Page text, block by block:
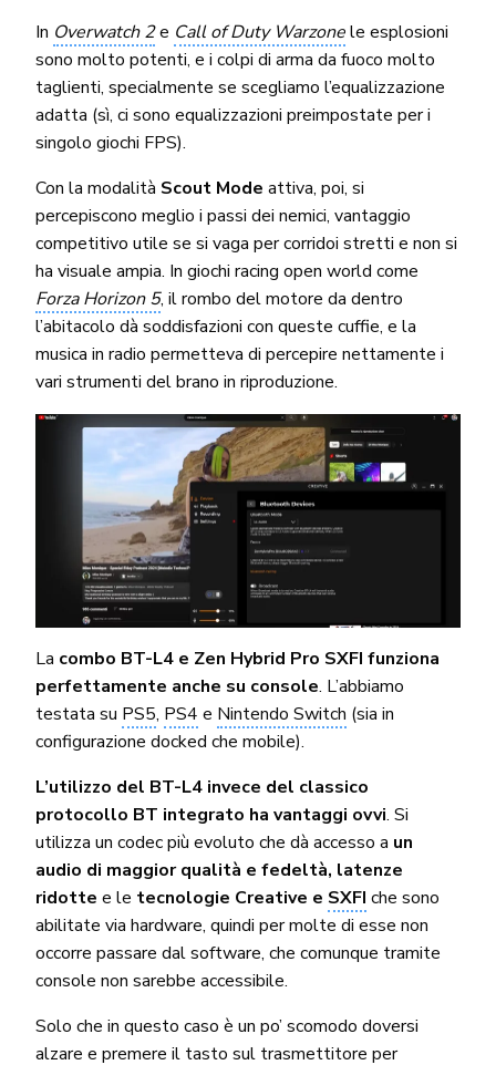
In Overwatch 2e Call of Duty Warzonele esplosioni
sono molto potenti, e i colpi di arma da fuoco molto
taglienti, specialmente se scegliamo l’equalizzazione
adatta (sì, ci sono equalizzazioni preimpostate per i
singolo giochi FPS).
Con la modalità Scout Mode attiva, poi, si
percepiscono meglio i passi dei nemici, vantaggio
competitivo utile se si vaga per corridoi stretti e non si
ha visuale ampia. In giochi racing open world come
Forza Horizon 5, il rombo del motore da dentro
l’abitacolo dà soddisfazioni con queste cuffie, e la
musica in radio permetteva di percepire nettamente i
vari strumenti del brano in riproduzione.
La combo BT-L4 e Zen Hybrid Pro SXFI funziona
perfettamente anche su console. L’abbiamo
testata su PS5, PS4 e Nintendo Switch (sia in
configurazione docked che mobile).
L’utilizzo del BT-L4 invece del classico
protocollo BT integrato ha vantaggi ovvi. Si
utilizza un codec più evoluto che dà accesso a un
audio di maggior qualità e fedeltà, latenze
ridotte e le tecnologie Creative e SXFI che sono
abilitate via hardware, quindi per molte di esse non
occorre passare dal software, che comunque tramite
console non sarebbe accessibile.
Solo che in questo caso è un po’ scomodo doversi
alzare e premere il tasto sul trasmettitore per